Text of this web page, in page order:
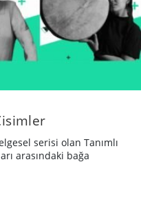
serisi olan Tanımlı
arasındaki bağa